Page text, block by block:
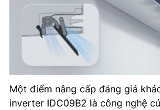
Một điểm nâng cấp đáng giá
inverter IDC09B2 là công nghệ